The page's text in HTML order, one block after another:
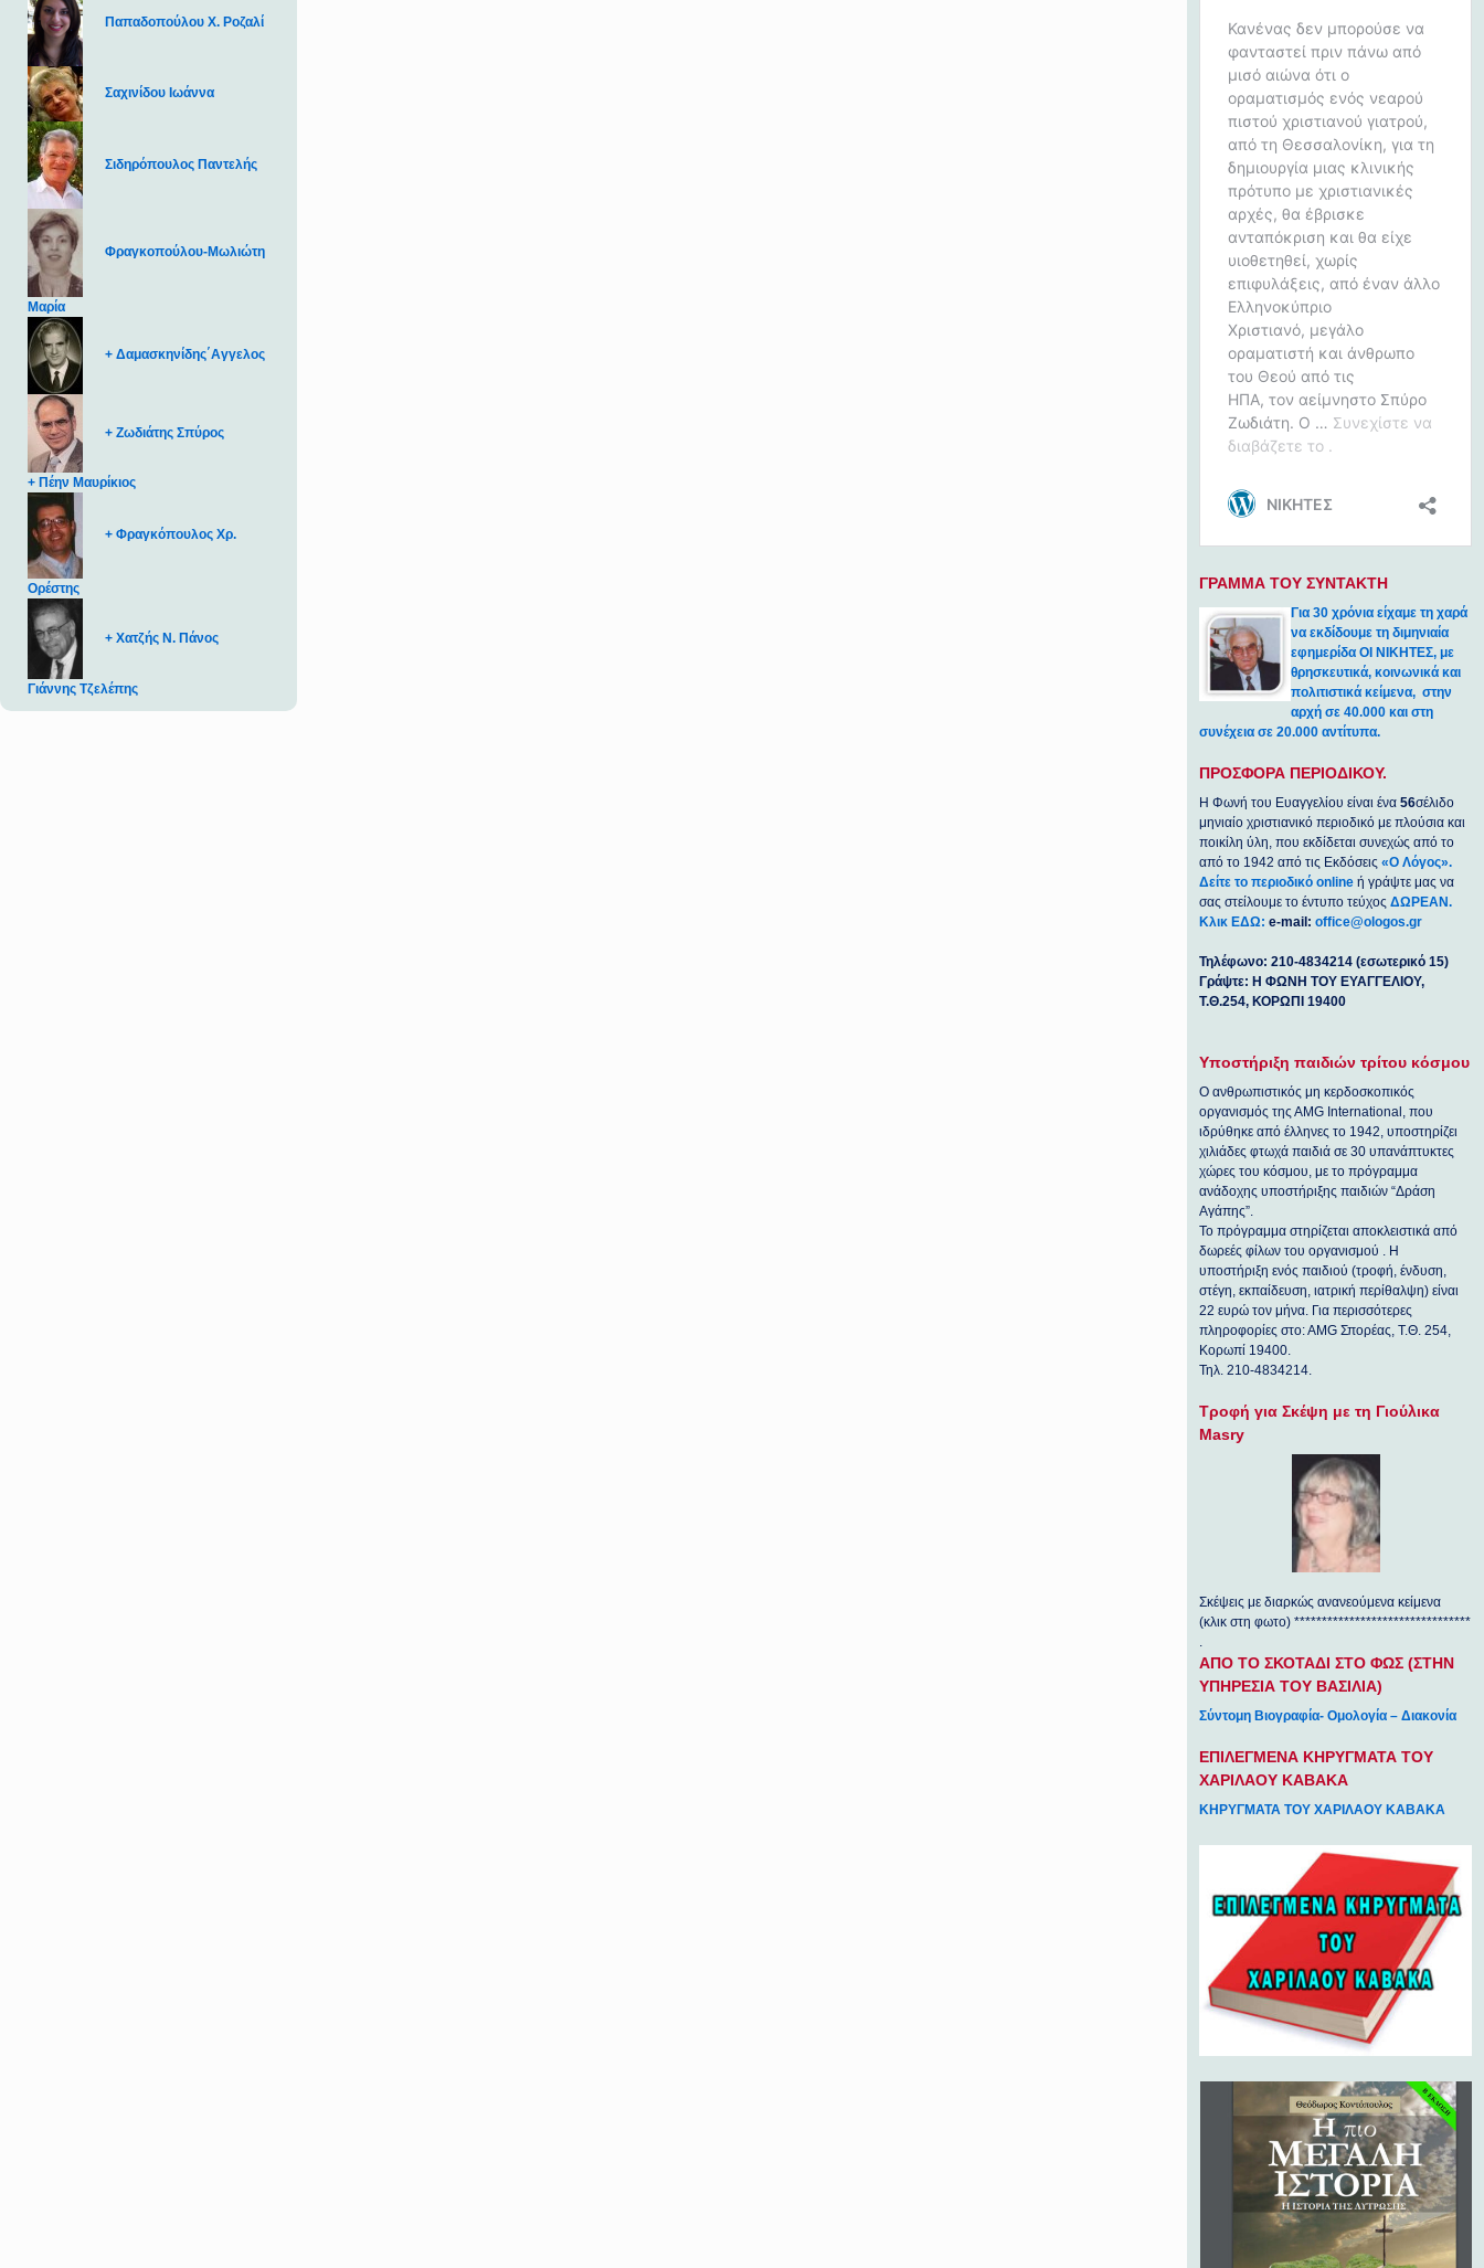
Παπαδοπούλου Χ. Ροζαλί
Σαχινίδου Ιωάννα
Σιδηρόπουλος Παντελής
Φραγκοπούλου-Μωλιώτη
Μαρία
+ Δαμασκηνίδης΄Αγγελος
+ Ζωδιάτης Σπύρος
+ Πέην Μαυρίκιος
+ Φραγκόπουλος Χρ.
Ορέστης
+ Χατζής Ν. Πάνος
Γιάννης Τζελέπης
ΓΡΑΜΜΑ ΤΟΥ ΣΥΝΤΑΚΤΗ
Για 30 χρόνια είχαμε τη χαρά
να εκδίδουμε τη διμηνιαία
εφημερίδα ΟΙ ΝΙΚΗΤΕΣ, με
θρησκευτικά, κοινωνικά και
πολιτιστικά κείμενα, στην
αρχή σε 40.000 και στη
συνέχεια σε 20.000 αντίτυπα.
ΠΡΟΣΦΟΡΑ ΠΕΡΙΟΔΙΚΟΥ.
Η Φωνή του Ευαγγελίου είναι ένα56σέλιδο
μηνιαίο χριστιανικό περιοδικό με πλούσια και
ποικίλη ύλη, που εκδίδεται συνεχώς από το
από το 1942 από τις Εκδόσεις«Ο Λόγος».
Δείτε το περιοδικό online ή γράψτε μας να
σας στείλουμε το έντυπο τεύχοςΔΩΡΕΑΝ.
Κλικ ΕΔΩ: e-mail:office@ologos.gr
Τηλέφωνο: 210-4834214 (εσωτερικό 15)
Γράψτε: Η ΦΩΝΗ ΤΟΥ ΕΥΑΓΓΕΛΙΟΥ,
Τ.Θ.254, ΚΟΡΩΠΙ 19400
Υποστήριξη παιδιών τρίτου κόσμου
Ο ανθρωπιστικός μη κερδοσκοπικός
οργανισμός της ΑΜG International, που
ιδρύθηκε από έλληνες το 1942, υποστηρίζει
χιλιάδες φτωχά παιδιά σε 30 υπανάπτυκτες
χώρες του κόσμου, με το πρόγραμμα
ανάδοχης υποστήριξης παιδιών “Δράση
Αγάπης”.
Το πρόγραμμα στηρίζεται αποκλειστικά από
δωρεές φίλων του οργανισμού . Η
υποστήριξη ενός παιδιού (τροφή, ένδυση,
στέγη, εκπαίδευση, ιατρική περίθαλψη) είναι
22 ευρώ τον μήνα. Για περισσότερες
πληροφορίες στο: ΑΜG Σπορέας, Τ.Θ. 254,
Κορωπί 19400.
Τηλ. 210-4834214.
Τροφή για Σκέψη με τη Γιούλικα
Masry
Σκέψεις με διαρκώς ανανεούμενα κείμενα
(κλικ στη φωτο) ********************************
.
ΑΠΟ ΤΟ ΣΚΟΤΑΔΙ ΣΤΟ ΦΩΣ (ΣΤΗΝ
ΥΠΗΡΕΣΙΑ ΤΟΥ ΒΑΣΙΛΙΑ)
Σύντομη Βιογραφία- Ομολογία – Διακονία
ΕΠΙΛΕΓΜΕΝΑ ΚΗΡΥΓΜΑΤΑ ΤΟΥ
ΧΑΡΙΛΑΟΥ ΚΑΒΑΚΑ
ΚΗΡΥΓΜΑΤΑ ΤΟΥ ΧΑΡΙΛΑΟΥ ΚΑΒΑΚΑ